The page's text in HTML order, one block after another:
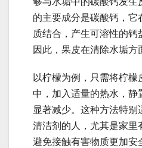
的主要成分是碳酸钙，它
质结合，产生可溶性的钙
因此，果皮在清除水垢方
以柠檬为例，只需将柠
中，加入适量的热水，静
显著减少。这种方法特别
清洁剂的人，尤其是家里
避免接触有害物质更加安